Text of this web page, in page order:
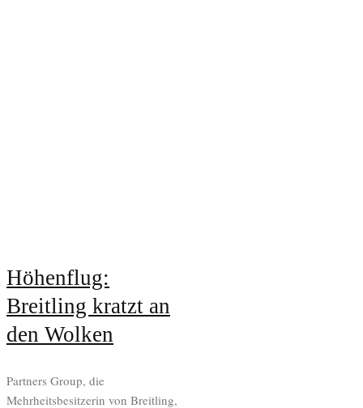
Höhenflug:
Breitling kratzt an
den Wolken
Partners Group, die
Mehrheitsbesitzerin von Breitling,